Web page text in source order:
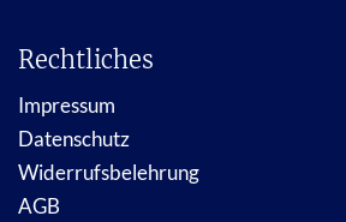
Rechtliches
Impressum
Datenschutz
Widerrufsbelehrung
AGB